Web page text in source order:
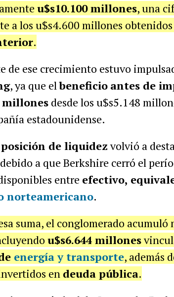
u$s10.100 millones, una
a los u$s4.600 millones
.
de ese crecimiento estuvo
, ya que elbeneficio antes de
millonesdesde los u$s5.148
estadounidense.
posición de liquidezvolvió a
a que Berkshire cerró el
entre efectivo,
norteamericano.
suma, el conglomerado acumuló
u$s6.644 millones
energía y transporte, además
en deuda pública.